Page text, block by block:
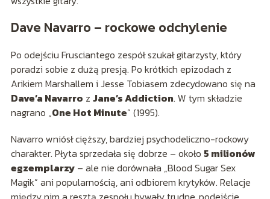
Dave Navarro – rockowe odchylenie
Po odejściu Frusciantego zespół szukał gitarzysty, który
poradzi sobie z dużą presją. Po krótkich epizodach z
Arikiem Marshallem i Jesse Tobiasem zdecydowano się na
Dave’a Navarro z Jane’s Addiction. W tym składzie
nagrano „One Hot Minute” (1995).
Navarro wniósł cięższy, bardziej psychodeliczno-rockowy
charakter. Płyta sprzedała się dobrze – około 5 milionów
egzemplarzy– ale nie dorównała „Blood Sugar Sex
Magik” ani popularnością, ani odbiorem krytyków. Relacje